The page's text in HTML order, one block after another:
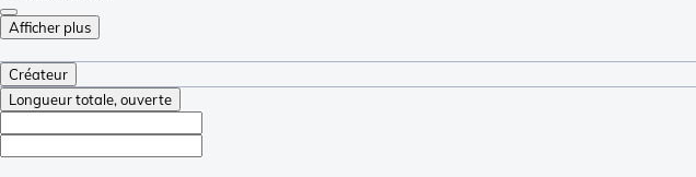
Afficher plus
Créateur
Longueur totale, ouverte